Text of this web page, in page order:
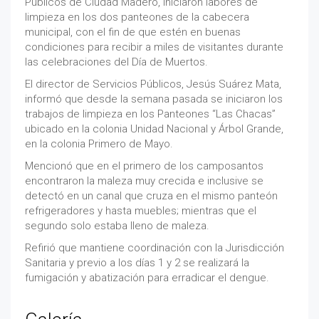
limpieza en los dos panteones de la cabecera
municipal, con el fin de que estén en buenas
condiciones para recibir a miles de visitantes durante
las celebraciones del Día de Muertos.
El director de Servicios Públicos, Jesús Suárez Mata,
informó que desde la semana pasada se iniciaron los
trabajos de limpieza en los Panteones “Las Chacas”
ubicado en la colonia Unidad Nacional y Árbol Grande,
en la colonia Primero de Mayo.
Mencionó que en el primero de los camposantos
encontraron la maleza muy crecida e inclusive se
detectó en un canal que cruza en el mismo panteón
refrigeradores y hasta muebles; mientras que el
segundo solo estaba lleno de maleza.
Refirió que mantiene coordinación con la Jurisdicción
Sanitaria y previo a los días 1 y 2 se realizará la
fumigación y abatización para erradicar el dengue.